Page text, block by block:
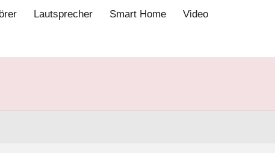
Lautsprecher Smart Home Video